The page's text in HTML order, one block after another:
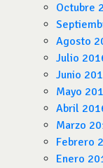
Octubre
Agosto
Julio
Junio
Mayo
Abril
Marzo
Febrero
Enero